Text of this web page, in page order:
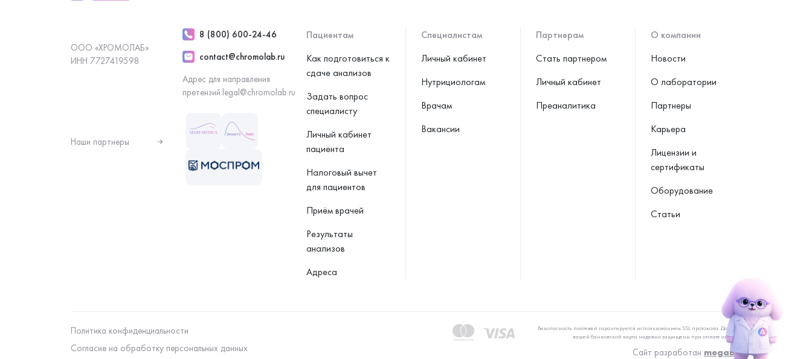
Пациентам
Как подготовиться к
сдаче анализов
Задать вопрос
специалисту
Личный кабинет
пациента
Налоговый вычет
для пациентов
Приём врачей
Результаты
анализов
Адреса
Специалистам
Личный кабинет
Нутрициологам
Врачам
Вакансии
Партнерам
Стать партнером
Личный кабинет
Преаналитика
О компании
Новости
О лаборатории
Партнеры
Карьера
Лицензии и
сертификаты
Оборудование
Статьи
ООО «ХРОМОЛАБ»
ИНН 7727419598
8 (800) 600-24-46
contact@chromolab.ru
Адрес для направления
претензий:legal@chromolab.ru
Наши партнеры
Политика конфиденциальности
Согласие на обработку персональных данных
Безопасность платежей гарантируется использованием SSL протокола. Данные
вашей банковской карты надежно защищены при оплате онлайн
Сайт разработан megaBit